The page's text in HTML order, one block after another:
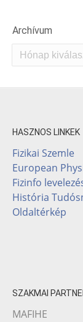
Archívum
Archívum
HASZNOS LINKEK
Fizikai Szemle
European
Fizinfo
História
Oldaltérkép
SZAKMAI
MAFIHE